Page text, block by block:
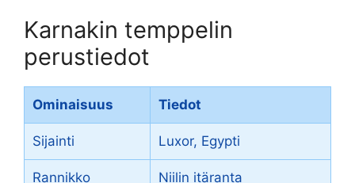
Karnakin temppelin
perustiedot
Ominaisuus Tiedot
Sijainti Luxor, Egypti
Rannikko Niilin itäranta